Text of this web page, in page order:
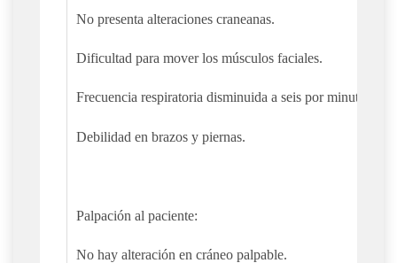
No presenta alteraciones craneanas.
Dificultad para mover los músculos faciales.
Frecuencia respiratoria disminuida a seis por minuto.
Debilidad en brazos y piernas.
Palpación al paciente:
No hay alteración en cráneo palpable.